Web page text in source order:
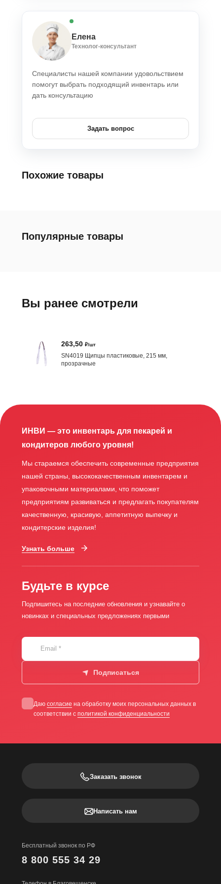
Елена
Технолог-консультант
Специалисты нашей компании удовольствием
помогут выбрать подходящий инвентарь или
дать консультацию
Задать вопрос
Похожие товары
Популярные товары
Вы ранее смотрели
263,50 ₽/шт
SN4019 Щипцы пластиковые, 215 мм,
прозрачные
ИНВИ — это инвентарь для пекарей и
кондитеров любого уровня!
Мы стараемся обеспечить современные предприятия
нашей страны, высококачественным инвентарем и
упаковочными материалами, что поможет
предприятиям развиваться и предлагать покупателям
качественную, красивую, аппетитную выпечку и
кондитерские изделия!
Узнать больше
Будьте в курсе
Подпишитесь на последние обновления и узнавайте о
новинках и специальных предложениях первыми
Email *
Подписаться
Даю согласие на обработку моих персональных данных в
соответствии с политикой конфиденциальности
Заказать звонок
Написать нам
Бесплатный звонок по РФ
8 800 555 34 29